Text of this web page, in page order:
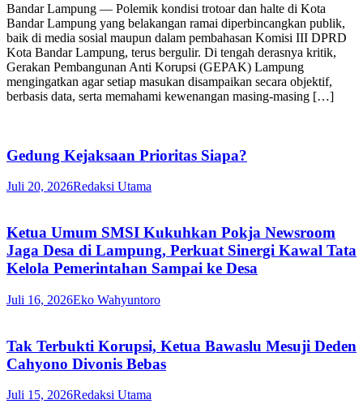
Bandar Lampung — Polemik kondisi trotoar dan halte di Kota
Bandar Lampung yang belakangan ramai diperbincangkan publik,
baik di media sosial maupun dalam pembahasan Komisi III DPRD
Kota Bandar Lampung, terus bergulir. Di tengah derasnya kritik,
Gerakan Pembangunan Anti Korupsi (GEPAK) Lampung
mengingatkan agar setiap masukan disampaikan secara objektif,
berbasis data, serta memahami kewenangan masing-masing […]
Gedung Kejaksaan Prioritas Siapa?
Juli 20, 2026Redaksi Utama
Ketua Umum SMSI Kukuhkan Pokja Newsroom
Jaga Desa di Lampung, Perkuat Sinergi Kawal Tata
Kelola Pemerintahan Sampai ke Desa
Juli 16, 2026Eko Wahyuntoro
Tak Terbukti Korupsi, Ketua Bawaslu Mesuji Deden
Cahyono Divonis Bebas
Juli 15, 2026Redaksi Utama